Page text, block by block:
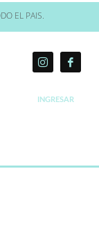
EL PAIS.
INGRESAR